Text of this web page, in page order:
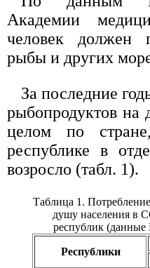
Академии
человек должен
рыбы и других
За последние
рыбопродуктов на
целом по
республике в
возросло (табл. 1).
Таблица 1.
душу населения в
республик
Республики